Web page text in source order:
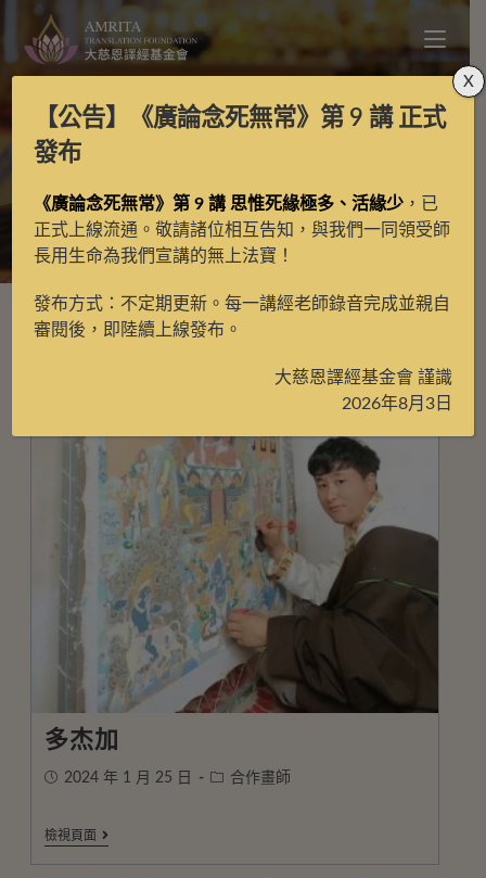
> 紅唐
多杰加
2024 年 1 月 25 日 合作畫師
檢視頁面
【公告】 《廣論念死無常》第 9 講正式
發布
《廣論念死無常》第 9 講 思惟死緣極多、活緣少 ，已
正式上線流通。敬請諸位相互告知，與我們一同領受師
長用生命為我們宣講的無上法寶！
發布方式：不定期更新。每一講經老師錄音完成並親自
審閱後，即陸續上線發布。
大慈恩譯經基金會 謹識
2026年8月3日
X